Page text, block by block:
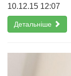
10.12.15 12:07
Детальніше